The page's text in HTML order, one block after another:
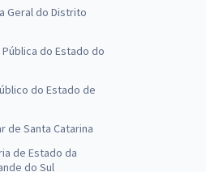
Geral do Distrito
Pública do Estado do
do Estado de
de Santa Catarina
de Estado da
do Sul